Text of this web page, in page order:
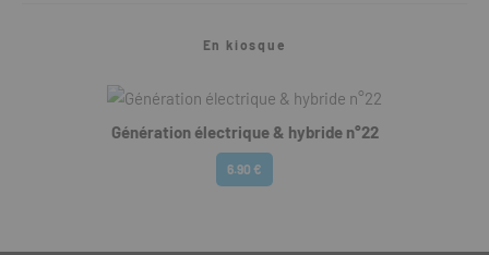
En kiosque
Génération électrique & hybride n°22
6.90 €